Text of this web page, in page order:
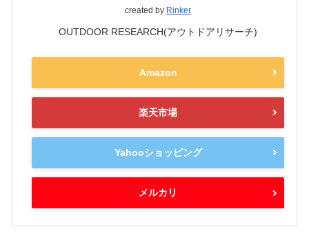
created by Rinker
OUTDOOR RESEARCH(アウトドアリサーチ)
Amazon
楽天市場
Yahooショッピング
メルカリ